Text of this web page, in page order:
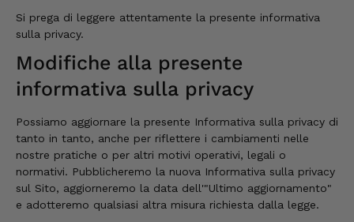
Si prega di leggere attentamente la presente informativa
sulla privacy.
Modifiche alla presente
informativa sulla privacy
Possiamo aggiornare la presente Informativa sulla privacy di
tanto in tanto, anche per riflettere i cambiamenti nelle
nostre pratiche o per altri motivi operativi, legali o
normativi. Pubblicheremo la nuova Informativa sulla privacy
sul Sito, aggiorneremo la data dell'"Ultimo aggiornamento"
e adotteremo qualsiasi altra misura richiesta dalla legge.